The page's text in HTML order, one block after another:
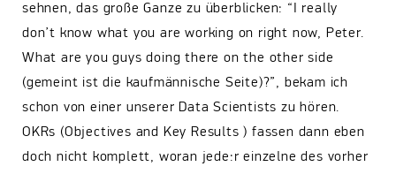
sehnen, das große Ganze zu überblicken: “I really
don’t know what you are working on right now, Peter.
What are you guys doing there on the other side
(gemeint ist die kaufmännische Seite)?”, bekam ich
schon von einer unserer Data Scientists zu hören.
OKRs (Objectives and Key Results ) fassen dann eben
doch nicht komplett, woran jede:r einzelne des vorher